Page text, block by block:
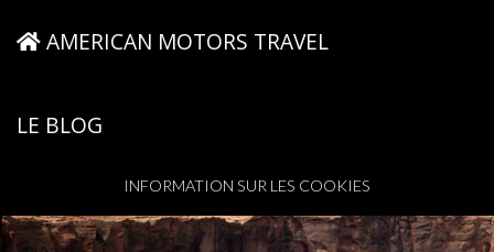
AMERICAN MOTORS TRAVEL
LE BLOG
INFORMATION SUR LES COOKIES